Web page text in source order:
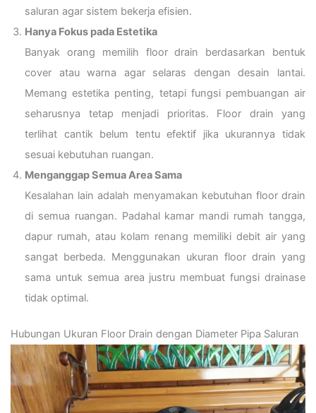
saluran agar sistem bekerja efisien.
Hanya Fokus pada Estetika
Banyak orang memilih floor drain berdasarkan bentuk
cover atau warna agar selaras dengan desain lantai.
Memang estetika penting, tetapi fungsi pembuangan air
seharusnya tetap menjadi prioritas. Floor drain yang
terlihat cantik belum tentu efektif jika ukurannya tidak
sesuai kebutuhan ruangan.
Menganggap Semua Area Sama
Kesalahan lain adalah menyamakan kebutuhan floor drain
di semua ruangan. Padahal kamar mandi rumah tangga,
dapur rumah, atau kolam renang memiliki debit air yang
sangat berbeda. Menggunakan ukuran floor drain yang
sama untuk semua area justru membuat fungsi drainase
tidak optimal.
Hubungan Ukuran Floor Drain dengan Diameter Pipa Saluran